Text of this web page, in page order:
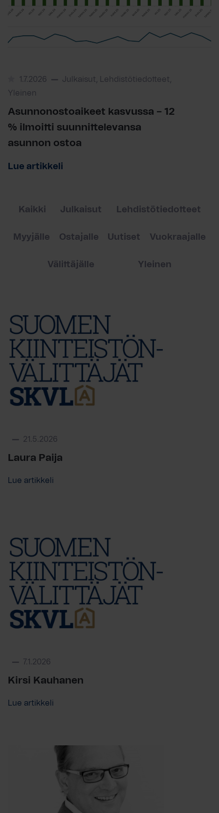
1.7.2026
Julkaisut, Lehdistötiedotteet,
Yleinen
Asunnonostoaikeet kasvussa – 12
% ilmoitti suunnittelevansa
asunnon ostoa
Lue artikkeli
Kaikki Julkaisut Lehdistötiedotteet
Myyjälle Ostajalle Uutiset Vuokraajalle
Välittäjälle Yleinen
21.5.2026
Laura Paija
Lue artikkeli
7.1.2026
Kirsi Kauhanen
Lue artikkeli